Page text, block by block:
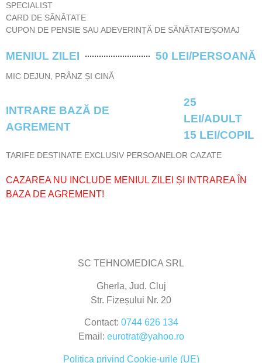
SPECIALIST
CARD DE SĂNĂTATE
CUPON DE PENSIE SAU ADEVERINȚĂ DE SĂNĂTATE/ȘOMAJ
MENIUL ZILEI 50 LEI/PERSOANĂ
MIC DEJUN, PRÂNZ ȘI CINĂ
INTRARE BAZĂ DE
AGREMENT
25
LEI/ADULT
15 LEI/COPIL
TARIFE DESTINATE EXCLUSIV PERSOANELOR CAZATE
CAZAREA NU INCLUDE MENIUL ZILEI ȘI INTRAREA ÎN
BAZA DE AGREMENT!
SC TEHNOMEDICA SRL
Gherla, Jud. Cluj
Str. Fizeșului Nr. 20
Contact: 0744 626 134
Email: eurotrat@yahoo.ro
Politica privind Cookie-urile (UE)